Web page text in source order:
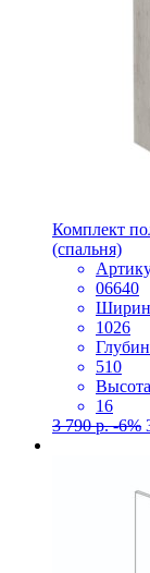
Комплект
(спальня)
06640
1026
510
16
3 790р. -6%